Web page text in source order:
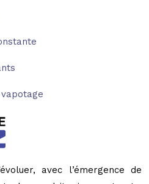
avec l’émergence de